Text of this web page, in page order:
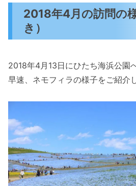
2018年4月の訪問の
き）
2018年4月13日にひたち海浜公園
早速、ネモフィラの様子をご紹介